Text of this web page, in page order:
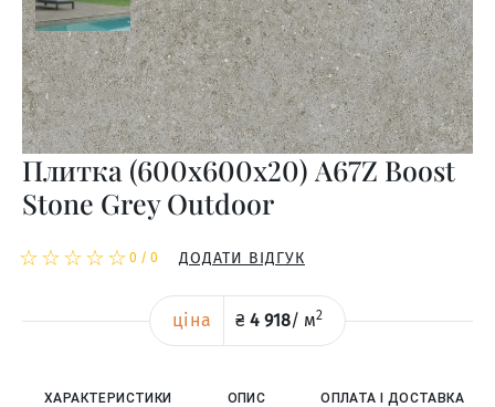
Плитка (600x600x20) A67Z Boost
Stone Grey Outdoor
☆
★☆
★☆
★☆
★☆
★ 0 / 0 ДОДАТИ ВІДГУК
ціна ₴ 4 918/ м2
ХАРАКТЕРИСТИКИ ОПИС ОПЛАТА І ДОСТАВКА